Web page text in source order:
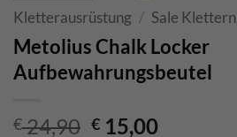
Kletterausrüstung / Sale Klettern
Metolius Chalk Locker
Aufbewahrungsbeutel
€24,90 Ursprünglicher
€ 15,00Aktueller